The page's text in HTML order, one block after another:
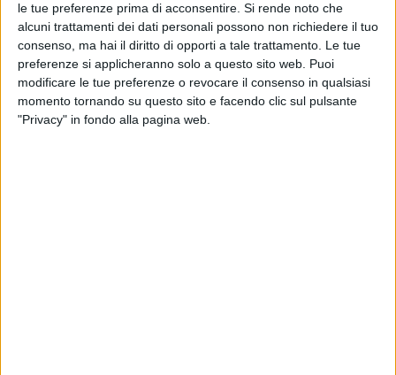
le tue preferenze prima di acconsentire. Si rende noto che
alcuni trattamenti dei dati personali possono non richiedere il tuo
consenso, ma hai il diritto di opporti a tale trattamento. Le tue
preferenze si applicheranno solo a questo sito web. Puoi
modificare le tue preferenze o revocare il consenso in qualsiasi
momento tornando su questo sito e facendo clic sul pulsante
"Privacy" in fondo alla pagina web.
in navigazione. E volevamo un tender ‘grosso’: ne
abbiamo messo uno da 7 metri nel garage di prua.
In più desideravamo una linea della tuga molto
slick, pulita, senza tempo. Tra proporzioni, altezze e
lunghezze, il dimensionamento finale naturale è
diventato 43 metri”.